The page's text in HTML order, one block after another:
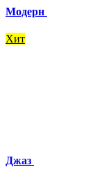
Модерн
Хит
Джаз